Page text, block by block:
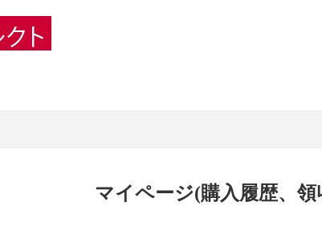
マイページ(購入履歴、